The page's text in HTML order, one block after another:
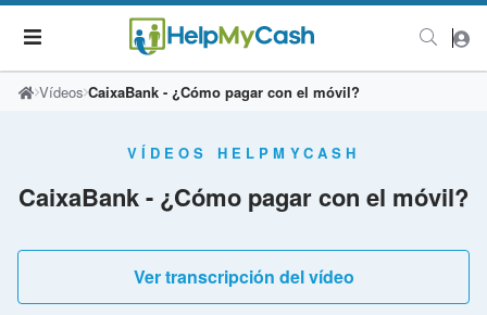
Vídeos CaixaBank - ¿Cómo pagar con el móvil?
VÍDEOS HELPMYCASH
CaixaBank - ¿Cómo pagar con el móvil?
Ver transcripción del vídeo